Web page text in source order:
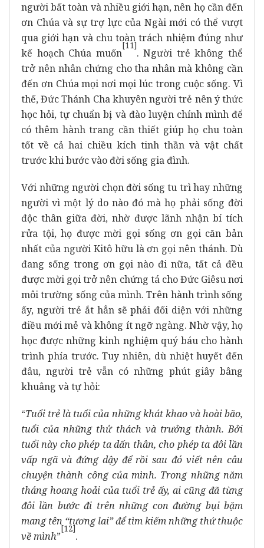
người bất toàn và nhiều giới hạn, nên họ cần đến
ơn Chúa và sự trợ lực của Ngài mới có thể vượt
qua giới hạn và chu toàn trách nhiệm đúng như
kế hoạch Chúa muốn
[11]
. Người trẻ không thể
trở nên nhân chứng cho tha nhân mà không cần
đến ơn Chúa mọi nơi mọi lúc trong cuộc sống. Vì
thế, Đức Thánh Cha khuyên người trẻ nên ý thức
học hỏi, tự chuẩn bị và đào luyện chính mình để
có thêm hành trang cần thiết giúp họ chu toàn
tốt về cả hai chiều kích tinh thần và vật chất
trước khi bước vào đời sống gia đình.
Với những người chọn đời sống tu trì hay những
người vì một lý do nào đó mà họ phải sống đời
độc thân giữa đời, nhờ được lãnh nhận bí tích
rửa tội, họ được mời gọi sống ơn gọi căn bản
nhất của người Kitô hữu là ơn gọi nên thánh. Dù
đang sống trong ơn gọi nào đi nữa, tất cả đều
được mời gọi trở nên chứng tá cho Đức Giêsu nơi
môi trường sống của mình. Trên hành trình sống
ấy, người trẻ ắt hẳn sẽ phải đối diện với những
điều mới mẻ và không ít ngỡ ngàng. Nhờ vậy, họ
học được những kinh nghiệm quý báu cho hành
trình phía trước. Tuy nhiên, dù nhiệt huyết đến
đâu, người trẻ vẫn có những phút giây bâng
khuâng và tự hỏi:
“Tuổi trẻ là tuổi của những khát khao và hoài bão,
tuổi của những thử thách và trưởng thành. Bởi
tuổi này cho phép ta dấn thân, cho phép ta đôi lần
vấp ngã và đứng dậy để rồi sau đó viết nên câu
chuyện thành công của mình. Trong những năm
tháng hoang hoải của tuổi trẻ ấy, ai cũng đã từng
đôi lần bước đi trên những con đường bụi bặm
mang tên “tương lai” để tìm kiếm những thứ thuộc
về mình”
[12]
.